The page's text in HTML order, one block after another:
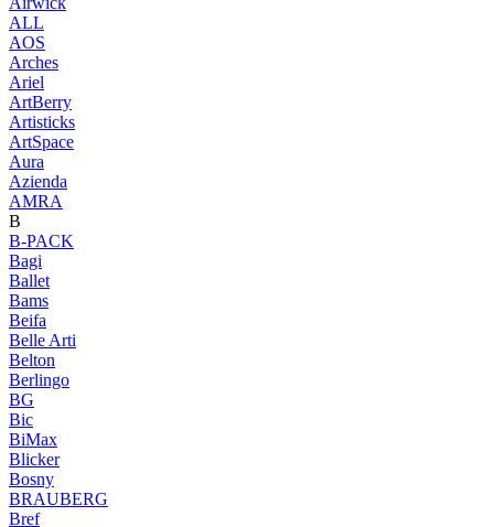
ALL
AOS
Arches
Ariel
ArtBerry
Artisticks
ArtSpace
Aura
Azienda
AМRA
B
B-PACK
Bagi
Ballet
Bams
Beifa
Belle Arti
Belton
Berlingo
BG
Bic
BiMax
Blicker
Bosny
BRAUBERG
Bref